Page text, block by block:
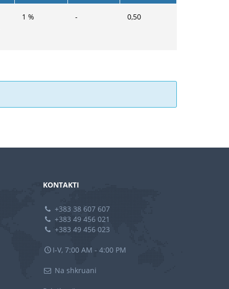
1 % - 0,50
KONTAKTI
+383 38 607 607
+383 49 456 021
+383 49 456 023
I-V, 7:00 AM - 4:00 PM
Na shkruani